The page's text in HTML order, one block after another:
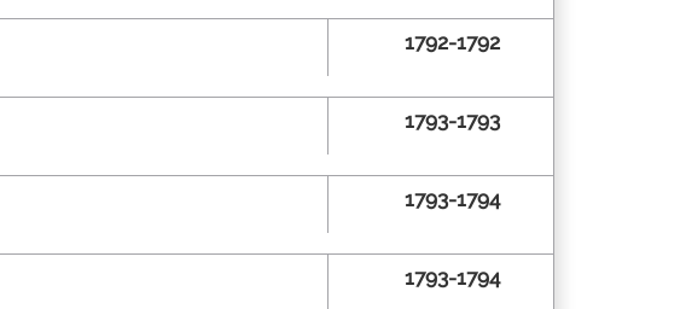
1792-1792
1793-1793
1793-1794
1793-1794